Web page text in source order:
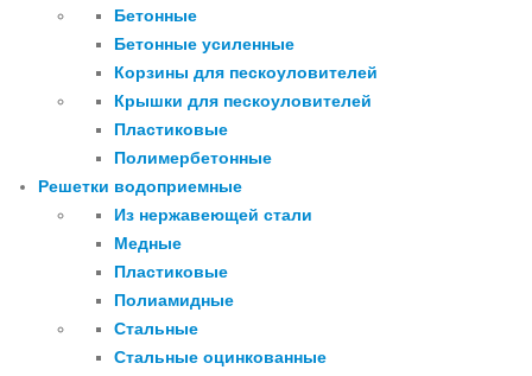
Бетонные
Бетонные усиленные
Корзины для пескоуловителей
Крышки для пескоуловителей
Пластиковые
Полимербетонные
Решетки водоприемные
Из нержавеющей стали
Медные
Пластиковые
Полиамидные
Стальные
Стальные оцинкованные